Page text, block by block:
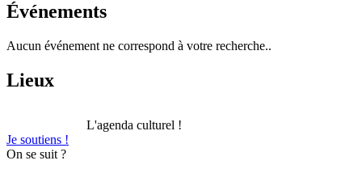
Événements
Aucun événement ne correspond à votre recherche..
Lieux
L'agenda culturel !
Je soutiens !
On se suit ?